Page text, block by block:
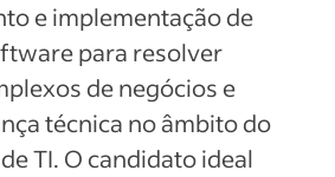
e implementação de
para resolver
de negócios e
técnica no âmbito do
TI. O candidato ideal